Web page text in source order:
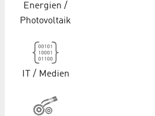
Energien /
Photovoltaik
IT / Medien